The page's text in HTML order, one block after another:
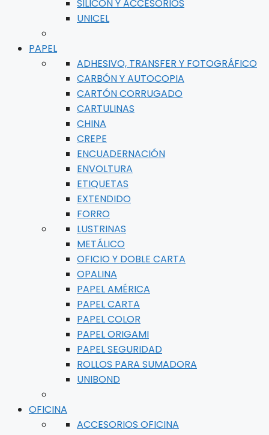
SILICÓN Y ACCESORIOS
UNICEL
PAPEL
ADHESIVO, TRANSFER Y FOTOGRÁFICO
CARBÓN Y AUTOCOPIA
CARTÓN CORRUGADO
CARTULINAS
CHINA
CREPE
ENCUADERNACIÓN
ENVOLTURA
ETIQUETAS
EXTENDIDO
FORRO
LUSTRINAS
METÁLICO
OFICIO Y DOBLE CARTA
OPALINA
PAPEL AMÉRICA
PAPEL CARTA
PAPEL COLOR
PAPEL ORIGAMI
PAPEL SEGURIDAD
ROLLOS PARA SUMADORA
UNIBOND
OFICINA
ACCESORIOS OFICINA